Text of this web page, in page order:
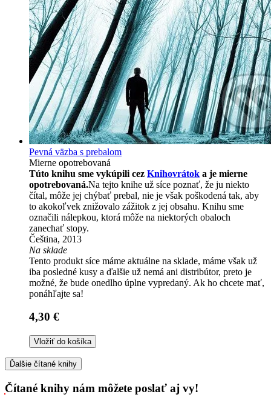
Pevná väzba s prebalom
Mierne opotrebovaná
Túto knihu sme vykúpili cez Knihovrátok a je mierne
opotrebovaná.Na tejto knihe už síce poznať, že ju niekto
čítal, môže jej chýbať prebal, nie je však poškodená tak, aby
to akokoľvek znižovalo zážitok z jej obsahu. Knihu sme
označili nálepkou, ktorá môže na niektorých obaloch
zanechať stopy.
Čeština, 2013
Na sklade
Tento produkt síce máme aktuálne na sklade, máme však už
iba posledné kusy a ďalšie už nemá ani distribútor, preto je
možné, že bude onedlho úplne vypredaný. Ak ho chcete mať,
ponáhľajte sa!
4,30 €
Vložiť do košíka
Ďalšie čítané knihy
Čítané knihy nám môžete poslať aj vy!